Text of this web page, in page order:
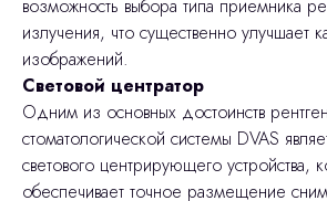
возможность выбора типа приемника
излучения, что существенно улучшает
изображений.
Световой центратор
Одним из основных достоинств
стоматологической системы DVAS
светового центрирующего устройства,
обеспечивает точное размещение